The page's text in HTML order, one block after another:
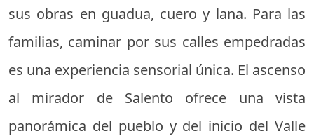
sus obras en guadua, cuero y lana. Para las
familias, caminar por sus calles empedradas
es una experiencia sensorial única. El ascenso
al mirador de Salento ofrece una vista
panorámica del pueblo y del inicio del Valle